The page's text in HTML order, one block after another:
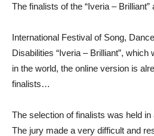
The finalists of the “Iveria – Brilliant”
International Festival of Song,
Disabilities “Iveria – Brilliant”,
in the world, the online version is
finalists…
The selection of finalists was held
The jury made a very difficult and